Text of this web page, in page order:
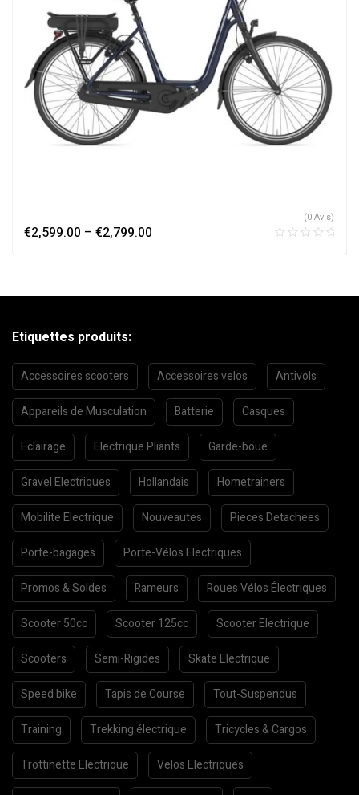
€2,599.00 – €2,799.00
(0 Avis)
Etiquettes produits:
Accessoires scooters Accessoires velos Antivols
Appareils de Musculation Batterie Casques
Eclairage Electrique Pliants Garde-boue
Gravel Electriques Hollandais Hometrainers
Mobilite Electrique Nouveautes Pieces Detachees
Porte-bagages Porte-Vélos Electriques
Promos & Soldes Rameurs Roues Vélos Électriques
Scooter 50cc Scooter 125cc Scooter Electrique
Scooters Semi-Rigides Skate Electrique
Speed bike Tapis de Course Tout-Suspendus
Training Trekking électrique Tricycles & Cargos
Trottinette Electrique Velos Electriques